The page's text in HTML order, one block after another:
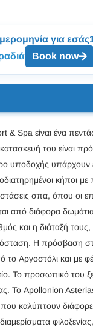
για εσάς
Book now
Spa είναι ένα
του είναι
υποδοχής υπάρχουν
κήποι
σπα, όπου
από διάφορα
και η διάταξή
Η πρόσβαση
Αργοστόλι και με
Το προσωπικό του
Το Apollonion
καλύπτουν